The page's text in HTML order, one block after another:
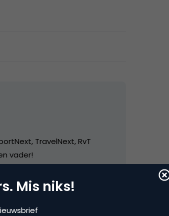
TravelNext, RvT
vader!
Mis niks!